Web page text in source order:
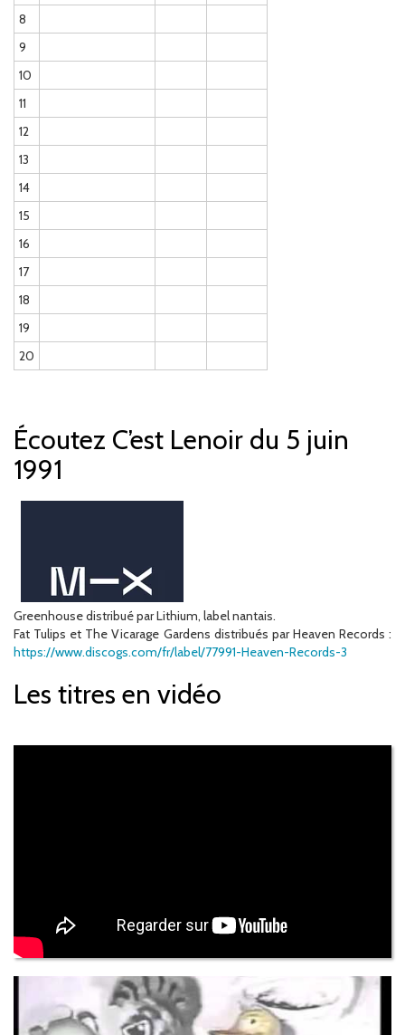
8
9
10
11
12
13
14
15
16
17
18
19
20
Écoutez C’est Lenoir du 5 juin
1991
Greenhouse distribué par Lithium, label nantais.
Fat Tulips et The Vicarage Gardens distribués par Heaven Records :
https://www.discogs.com/fr/label/77991-Heaven-Records-3
Les titres en vidéo